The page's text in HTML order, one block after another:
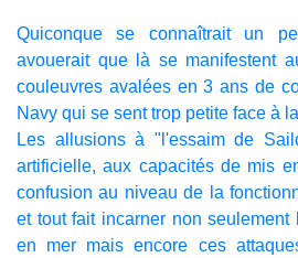
Quiconque se connaîtrait un
avouerait que là se manifestent
couleuvres avalées en 3 ans de
Navy qui se sent trop petite face à
Les allusions à "l'essaim de
artificielle, aux capacités de mis
confusion au niveau de la
et tout fait incarner non seulement
en mer mais encore ces